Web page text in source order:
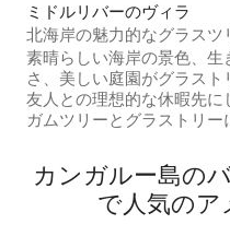
ミドルリバーのヴィラ
北海岸の魅力的なグラスツ
の眺め
素晴らしい海岸の景色、生
さ、美しい庭園がグラスト
友人との理想的な休暇先に
ガムツリーとグラストリー
ドルリバーの息を呑むよう
せます。屋内や屋外で食
ストーブのそばでリラック
る魅力的なスペースがいく
カンガルー島の
で人気のア